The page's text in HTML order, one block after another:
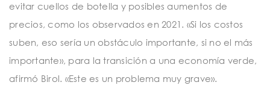
evitar cuellos de botella y posibles aumentos de
precios, como los observados en 2021. «Si los costos
suben, eso sería un obstáculo importante, si no el más
importante», para la transición a una economía verde,
afirmó Birol. «Este es un problema muy grave».